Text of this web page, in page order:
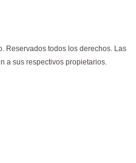
Reservados todos los derechos. Las
a sus respectivos propietarios.